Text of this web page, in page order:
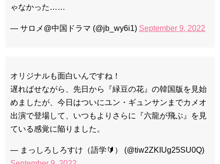
ゃなかった……
— サロメ@中国ドラマ (@jb_wy6i1) September 9, 2022
オリジナルも面白いんですね！
遅ればせながら、先日から『緑豆の花』の韓国版を見始
めましたが、今日はついにユン・ギュンサンまでカメオ
出演で登場して、いつもよりさらに『六龍が飛ぶ』を見
ている感覚に陥りました。
— まっしろしろすけ（語学🔰） (@tiw2ZKIUg25SU0Q)